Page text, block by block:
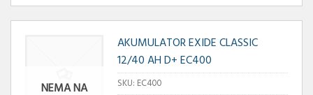
NEMA NA
AKUMULATOR EXIDE CLASSIC
12/40 AH D+ EC400
SKU: EC400